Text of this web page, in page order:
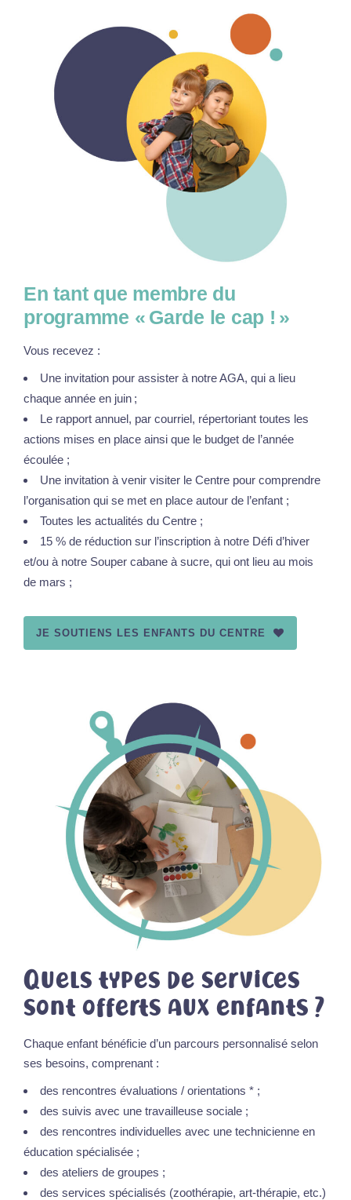
En tant que membre du
programme « Garde le cap ! »
Vous recevez :
Une invitation pour assister à notre AGA, qui a lieu
chaque année en juin ;
Le rapport annuel, par courriel, répertoriant toutes les
actions mises en place ainsi que le budget de l’année
écoulée ;
Une invitation à venir visiter le Centre pour comprendre
l’organisation qui se met en place autour de l’enfant ;
Toutes les actualités du Centre ;
15 % de réduction sur l’inscription à notre Défi d’hiver
et/ou à notre Souper cabane à sucre, qui ont lieu au mois
de mars ;
JE SOUTIENS LES ENFANTS DU CENTRE
Quels types de services
sont offerts aux enfants ?
Chaque enfant bénéficie d’un parcours personnalisé selon
ses besoins, comprenant :
des rencontres évaluations / orientations * ;
des suivis avec une travailleuse sociale ;
des rencontres individuelles avec une technicienne en
éducation spécialisée ;
des ateliers de groupes ;
des services spécialisés (zoothérapie, art-thérapie, etc.)